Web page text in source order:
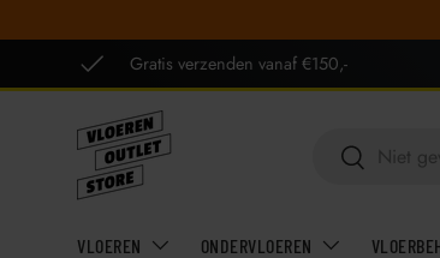
GA NAAR INHOUD
Gratis verzenden vanaf €150,-
Zoeken
Zoeken
VLOEREN ONDERVLOEREN